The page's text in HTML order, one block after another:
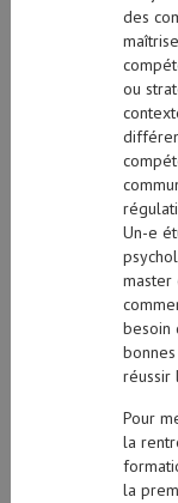
des
ou
Un-e
master
besoin
réussir
Pour
la
la